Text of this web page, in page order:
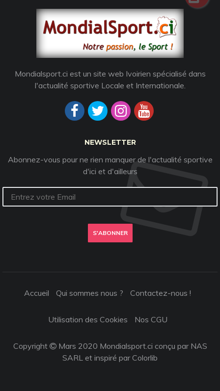
Mondialsport.ci est un site web Ivoirien spécialisé dans
l'actualité sportive Locale et Internationale.
NEWSLETTER
Abonnez-vous pour ne rien manquer de l'actualité sportive
d'ici et d'ailleurs
S'ABONNER
Accueil Qui sommes nous ? Contactez-nous !
Utilisation des Cookies Nos CGU
Copyright
Mars 2020 Mondialsport.ci conçu par NAS
SARL et inspiré parColorlib